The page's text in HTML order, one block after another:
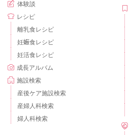
体験談
レシピ
離乳食レシピ
妊娠食レシピ
妊活食レシピ
成長アルバム
施設検索
産後ケア施設検索
産婦人科検索
婦人科検索